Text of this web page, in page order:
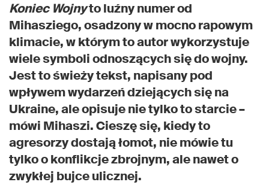
Koniec Wojnyto luźny numer od
Mihasziego, osadzony w mocno rapowym
klimacie, w którym to autor wykorzystuje
wiele symboli odnoszących się do wojny.
Jest to świeży tekst, napisany pod
wpływem wydarzeń dziejących się na
Ukraine, ale opisuje nie tylko to starcie –
mówi Mihaszi. Cieszę się, kiedy to
agresorzy dostają łomot, nie mówie tu
tylko o konflikcje zbrojnym, ale nawet o
zwykłej bujce ulicznej.